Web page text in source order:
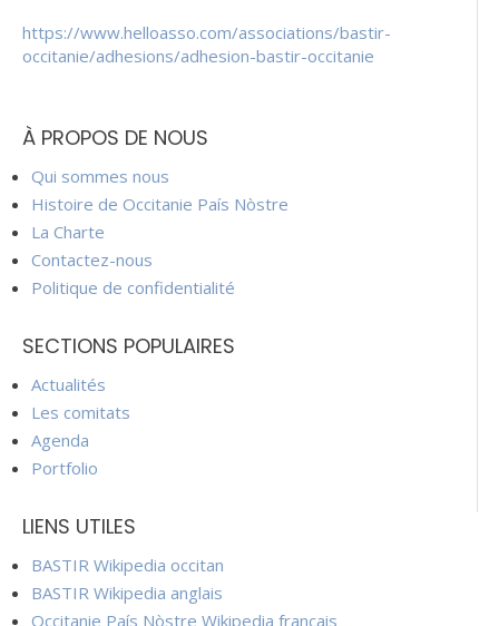
https://www.helloasso.com/associations/bastir-
occitanie/adhesions/adhesion-bastir-occitanie
À PROPOS DE NOUS
Qui sommes nous
Histoire de Occitanie País Nòstre
La Charte
Contactez-nous
Politique de confidentialité
SECTIONS POPULAIRES
Actualités
Les comitats
Agenda
Portfolio
LIENS UTILES
BASTIR Wikipedia occitan
BASTIR Wikipedia anglais
Occitanie País Nòstre Wikipedia français